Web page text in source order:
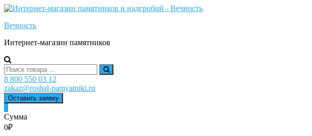
Skip
content
Вечность
Интернет-магазин памятников
Search
for:
8 800 550 03 12
zakaz@roshal-pamyatniki.ru
Оставить заявку
Сумма
0₽